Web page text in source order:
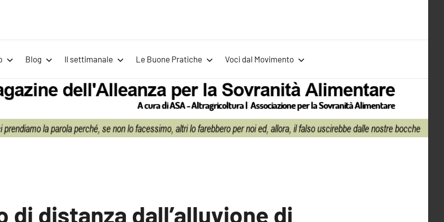
per
la
Terra
Alleanza
Sovranità
Alimentare
Blog Il settimanale Le Buone Pratiche Voci dal Movimento
di distanza dall’alluvione di